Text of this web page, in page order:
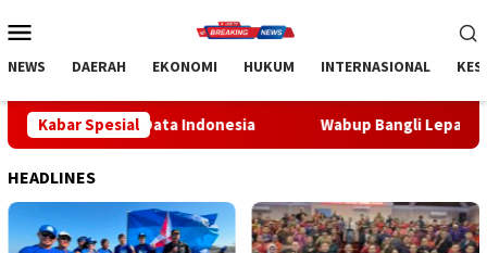
ke
Mobile
NEWS DAERAH EKONOMI HUKUM INTERNASIONAL
Kabar Spesial
Data Indonesia Wabup Bangli Lepas Jalan Santai,
HEADLINES